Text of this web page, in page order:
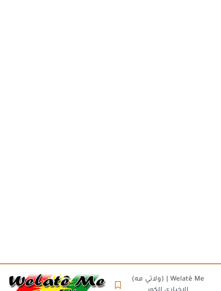
(ولاتي مه) | Welatê Me